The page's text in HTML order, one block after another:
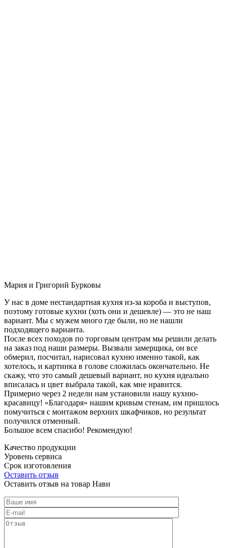
Мария и Григорий Бурковы
У нас в доме нестандартная кухня из-за короба и выступов,
поэтому готовые кухни (хоть они и дешевле) — это не наш
вариант. Мы с мужем много где были, но не нашли
подходящего варианта.
После всех походов по торговым центрам мы решили делать
на заказ под наши размеры. Вызвали замерщика, он все
обмерил, посчитал, нарисовал кухню именно такой, как
хотелось, и картинка в голове сложилась окончательно. Не
скажу, что это самый дешевый вариант, но кухня идеально
вписалась и цвет выбрала такой, как мне нравится.
Примерно через 2 недели нам установили нашу кухню-
красавицу! «Благодаря» нашим кривым стенам, им пришлось
помучиться с монтажом верхних шкафчиков, но результат
получился отменный.
Большое всем спасибо! Рекомендую!
Качество продукции
Уровень сервиса
Срок изготовления
Оставить отзыв
Оставить отзыв на товар Нави